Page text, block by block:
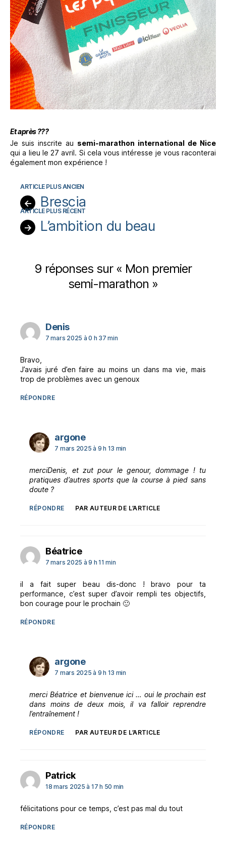
Et après ???
Je suis inscrite au semi-marathon international de Nice
qui a lieu le 27 avril. Si cela vous intéresse je vous raconterai
également mon expérience !
← Brescia
→ L’ambition du beau
9 réponses sur « Mon premier
semi-marathon »
Denisdit :
7 mars 2025 à 0 h 37 min
Bravo,
J’avais juré d’en faire au moins un dans ma vie, mais
trop de problèmes avec un genoux
RÉPONDRE
argonedit :
7 mars 2025 à 9 h 13 min
merciDenis, et zut pour le genour, dommage ! tu
pratiques d’autres sports que la course à pied sans
doute ?
RÉPONDRE PAR AUTEUR DE L’ARTICLE
Béatricedit :
7 mars 2025 à 9 h 11 min
il a fait super beau dis-donc ! bravo pour ta
performance, c’est super d’avoir rempli tes objectifs,
bon courage pour le prochain 🙂
RÉPONDRE
argonedit :
7 mars 2025 à 9 h 13 min
merci Béatrice et bienvenue ici … oui le prochain est
dans moins de deux mois, il va falloir reprendre
l’entraînement !
RÉPONDRE PAR AUTEUR DE L’ARTICLE
Patrickdit :
18 mars 2025 à 17 h 50 min
félicitations pour ce temps, c’est pas mal du tout
RÉPONDRE